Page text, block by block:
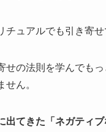
チュアルでも引き寄
せの法則を学んでも
せん。
出てきた「ネガティ